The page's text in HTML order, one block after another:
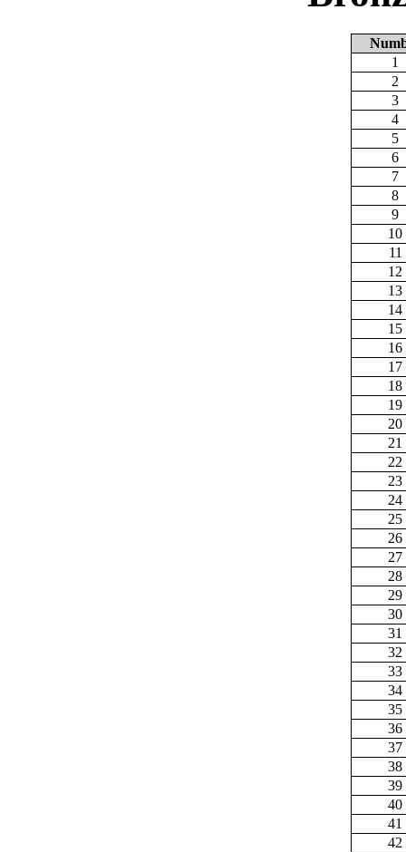
1
2
3
4
5
6
7
8
9
10
11
12
13
14
15
16
17
18
19
20
21
22
23
24
25
26
27
28
29
30
31
32
33
34
35
36
37
38
39
40
41
42